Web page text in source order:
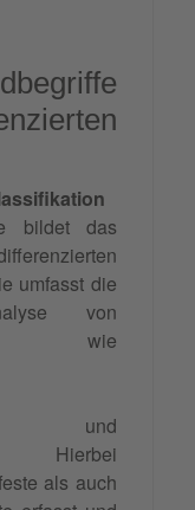
bildet das
umfasst die
von
wie
und
Hierbei
als auch